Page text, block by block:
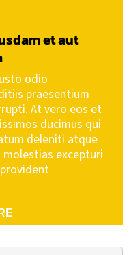
et aut
odio
praesentium
At vero eos et
ducimus qui
deleniti atque
excepturi